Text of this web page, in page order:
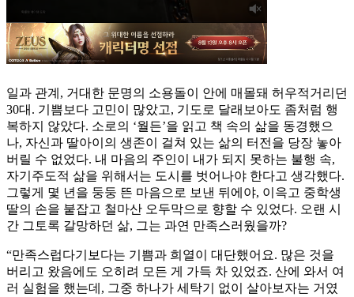
일과 관계, 거대한 문명의 소용돌이 안에 매몰돼 허우적거리던
30대. 기쁨보다 고민이 많았고, 기도로 달래보아도 좀처럼 행
복하지 않았다. 소로의 ‘월든’을 읽고 책 속의 삶을 동경했으
나, 자신과 딸아이의 생존이 걸쳐 있는 삶의 터전을 당장 놓아
버릴 수 없었다. 내 마음의 주인이 내가 되지 못하는 불행 속,
자기주도적 삶을 위해서는 도시를 벗어나야 한다고 생각했다.
그렇게 몇 년을 둥둥 뜬 마음으로 보낸 뒤에야, 이윽고 중학생
딸의 손을 붙잡고 철마산 오두막으로 향할 수 있었다. 오랜 시
간 그토록 갈망하던 삶, 그는 과연 만족스러웠을까?
“만족스럽다기보다는 기쁨과 희열이 대단했어요. 많은 것을
버리고 왔음에도 오히려 모든 게 가득 차 있었죠. 산에 와서 여
러 실험을 했는데, 그중 하나가 세탁기 없이 살아보자는 거였